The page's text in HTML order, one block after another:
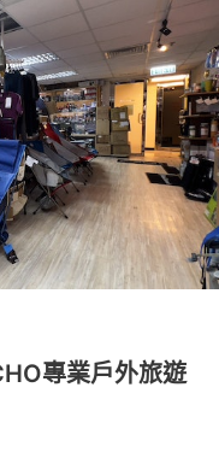
專業戶外旅遊